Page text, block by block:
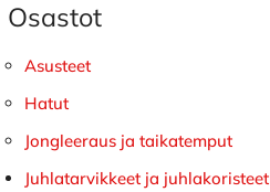
Ensisijainen
sivupalkki
Osastot
Asusteet
Hatut
Jongleeraus ja taikatemput
Juhlatarvikkeet ja juhlakoristeet